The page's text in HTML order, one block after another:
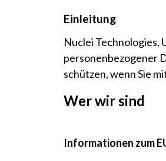
Einleitung
Nuclei Technologies,
personenbezogener
schützen, wenn Sie
Wer wir sind
Informationen zum